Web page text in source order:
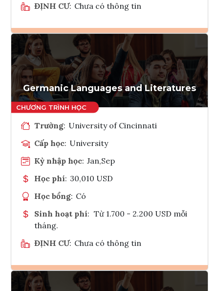
ĐỊNH CƯ: Chưa có thông tin
Ghi danh
Tham vấn Interlink
Germanic Languages and Literatures
Trường: University of Cincinnati
Cấp học: University
Kỳ nhập học: Jan,Sep
Học phí: 30,010 USD
Học bổng: Có
Sinh hoạt phí: Từ 1.700 - 2.200 USD mỗi
tháng.
ĐỊNH CƯ: Chưa có thông tin
Ghi danh